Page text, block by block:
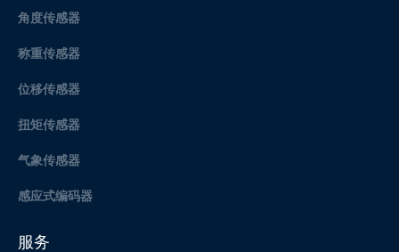
角度传感器
称重传感器
位移传感器
扭矩传感器
气象传感器
感应式编码器
服务